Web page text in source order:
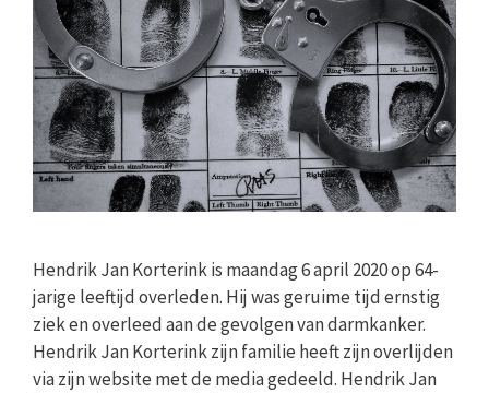
Hendrik Jan Korterink is maandag 6 april 2020 op 64-
jarige leeftijd overleden. Hij was geruime tijd ernstig
ziek en overleed aan de gevolgen van darmkanker.
Hendrik Jan Korterink zijn familie heeft zijn overlijden
via zijn website met de media gedeeld. Hendrik Jan